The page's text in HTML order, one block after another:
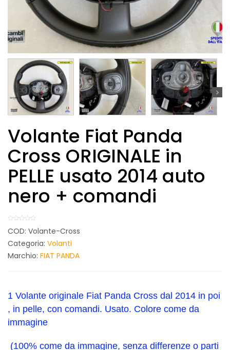
Volante Fiat Panda
Cross ORIGINALE in
PELLE usato 2014 auto
nero + comandi
COD: Volante-Cross
Categoria: Volanti
Marchio: FIAT PANDA
1 Volante originale Fiat Panda Cross dal 2014 in poi
, in pelle, con comandi. Usato. Colore come da
immagine
(100% come da immagine, senza differenze o parti